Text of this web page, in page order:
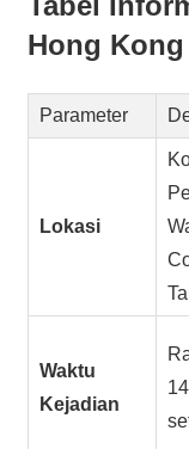
Hong Kong
Parameter
Lokasi
Waktu
Kejadian